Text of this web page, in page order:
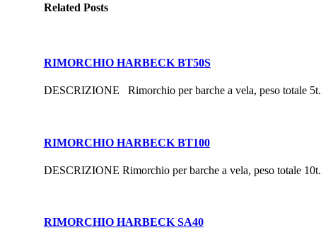
Related Posts
RIMORCHIO HARBECK BT50S
DESCRIZIONE Rimorchio per barche a vela, peso totale 5t.
RIMORCHIO HARBECK BT100
DESCRIZIONE Rimorchio per barche a vela, peso totale 10t.
RIMORCHIO HARBECK SA40